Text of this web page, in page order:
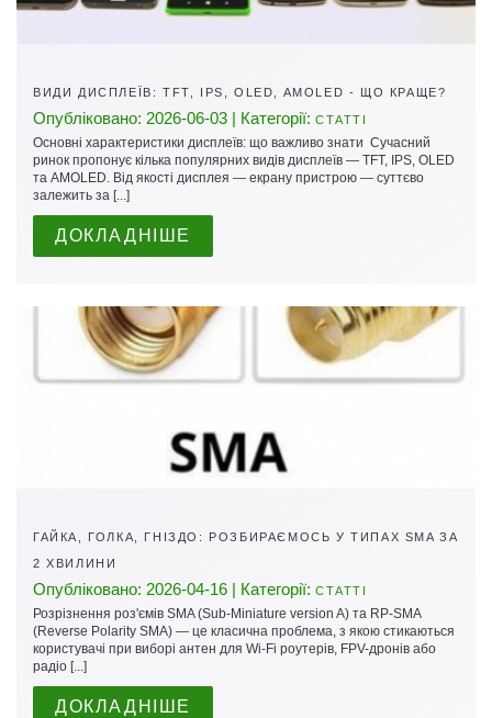
ВИДИ ДИСПЛЕЇВ: TFT, IPS, OLED, AMOLED - ЩО КРАЩЕ?
Опубліковано: 2026-06-03 | Категорії: СТАТТІ
Основні характеристики дисплеїв: що важливо знати Сучасний
ринок пропонує кілька популярних видів дисплеїв — TFT, IPS, OLED
та AMOLED. Від якості дисплея — екрану пристрою — суттєво
залежить за [...]
ДОКЛАДНІШЕ
ГАЙКА, ГОЛКА, ГНІЗДО: РОЗБИРАЄМОСЬ У ТИПАХ SMA ЗА
2 ХВИЛИНИ
Опубліковано: 2026-04-16 | Категорії: СТАТТІ
Розрізнення роз'ємів SMA (Sub-Miniature version A) та RP-SMA
(Reverse Polarity SMA) — це класична проблема, з якою стикаються
користувачі при виборі антен для Wi-Fi роутерів, FPV-дронів або
радіо [...]
ДОКЛАДНІШЕ